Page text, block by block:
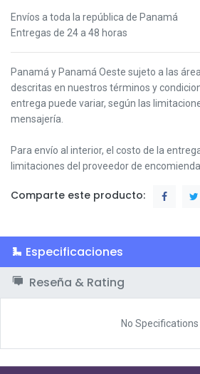
Envíos a toda la república de Panamá
Entregas de 24 a 48 horas
Panamá y Panamá Oeste sujeto a las
descritas en nuestros términos y
entrega puede variar, según las
mensajería.
Para envío al interior, el costo de la
limitaciones del proveedor de
Comparte este producto:
Especificaciones
Reseña & Rating
No Specifications